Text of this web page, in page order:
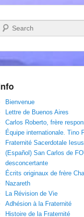
Recherche
Bienvenue
Lettre de Buenos Aires
Carlos Roberto, frère
Équipe internationale. Tino
Fraternité Sacerdotale
(Español) San Carlos de
desconcertante
Écrits originaux de frère
Nazareth
La Révision de Vie
Adhésion à la Fraternité
Histoire de la Fraternité